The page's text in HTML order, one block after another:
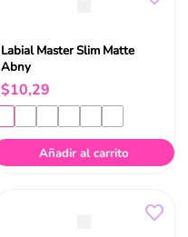
Labial Master Slim Matte
Abny
$10,29
Añadir al carrito